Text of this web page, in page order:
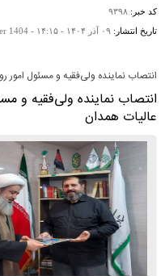
کد خبر: ۹۳۹۸
تاریخ انتشار: ۰۹ آذر ۱۴۰۴ - ۱۴:۱۵ - 1404
انتصاب نماینده ولی‌فقیه و مسئول امور
انتصاب نماینده ولی‌فقیه و
عالیات همدان